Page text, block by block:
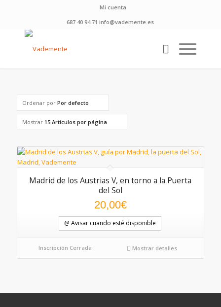
Mi cuenta
687 40 94 71 info@vademente.es
Ordenar por Por defecto
Mostrar 15 Artículos por página
Madrid de los Austrias V, en torno a la Puerta
del Sol
20,00€
@ Avisar cuando esté disponible
Inscripción Cerrada Mostrar detalles